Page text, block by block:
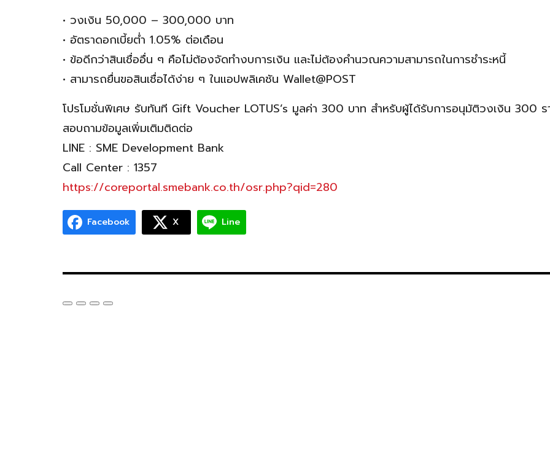
• วงเงิน 50,000 – 300,000 บาท
• อัตราดอกเบี้ยต่ำ 1.05% ต่อเดือน
• ข้อดีกว่าสินเชื่ออื่น ๆ คือไม่ต้องจัดทำงบการเงิน และไม่ต้องคำนวณความสามารถในการชำระหนี้
• สามารถยื่นขอสินเชื่อได้ง่าย ๆ ในแอปพลิเคชัน Wallet@POST
โปรโมชั่นพิเศษ รับทันที Gift Voucher LOTUS’s มูลค่า 300 บาท สำหรับผู้ได้รับการอนุมัติวงเงิน 300 ร
สอบถามข้อมูลเพิ่มเติมติดต่อ
LINE : SME Development Bank
Call Center : 1357
https://coreportal.smebank.co.th/osr.php?qid=280
Facebook X Line